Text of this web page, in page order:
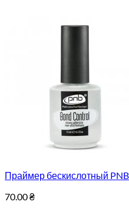
Праймер бескислотный
70.00₴